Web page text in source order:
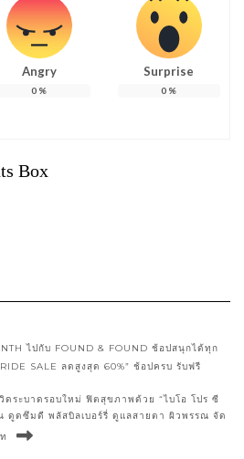
Angry
0 %
Surprise
0 %
Box
ไปกับ FOUND & FOUND ช้อปสนุกได้ทุก
SALE ลดสูงสุด 60%” ช้อปครบ รับฟรี
ระบาดรอบใหม่ ฟิตสุขภาพด้วย “ไบโอ โปร ซี
ดูดซึมดี พลัสบิลเบอร์รี่ ดูแลสายตา ผิวพรรณ จัด